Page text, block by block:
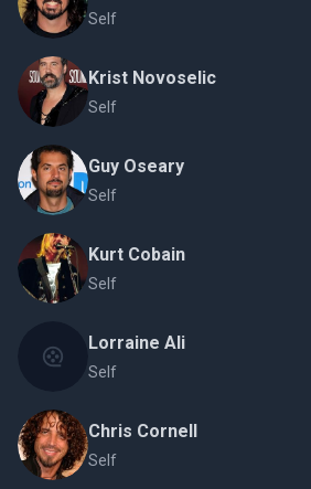
Self
Krist Novoselic
Self
Guy Oseary
Self
Kurt Cobain
Self
Lorraine Ali
Self
Chris Cornell
Self